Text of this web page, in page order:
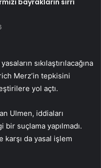
bayrakların sırrı
sıkılaştırılacağına
Merz’in tepkisini
yol açtı.
Ulmen, iddiaları
suçlama yapılmadı.
karşı da yasal işlem